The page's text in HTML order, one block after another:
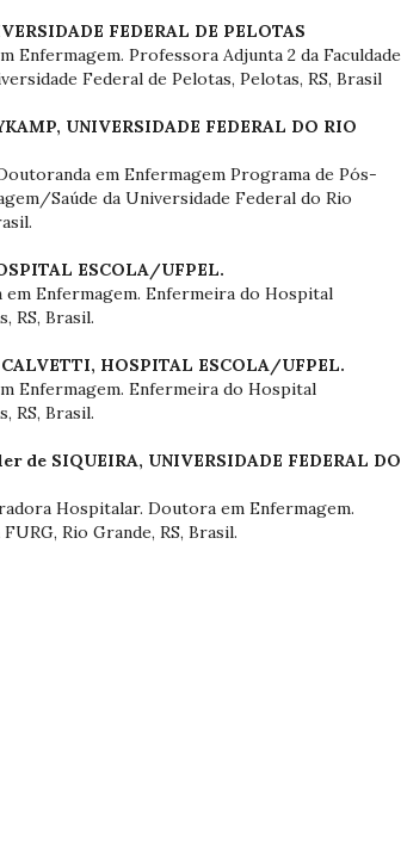
FEDERAL DE PELOTAS
Enfermagem. Professora Adjunta 2 da Faculdade
Federal de Pelotas, Pelotas, RS, Brasil
UNIVERSIDADE FEDERAL DO RIO
em Enfermagem Programa de Pós-
Saúde da Universidade Federal do Rio
ESCOLA/UFPEL.
Enfermagem. Enfermeira do Hospital
RS, Brasil.
HOSPITAL ESCOLA/UFPEL.
Enfermagem. Enfermeira do Hospital
RS, Brasil.
de SIQUEIRA, UNIVERSIDADE FEDERAL DO
Hospitalar. Doutora em Enfermagem.
Rio Grande, RS, Brasil.